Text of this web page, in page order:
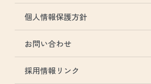
個人情報保護方針
お問い合わせ
採用情報リンク